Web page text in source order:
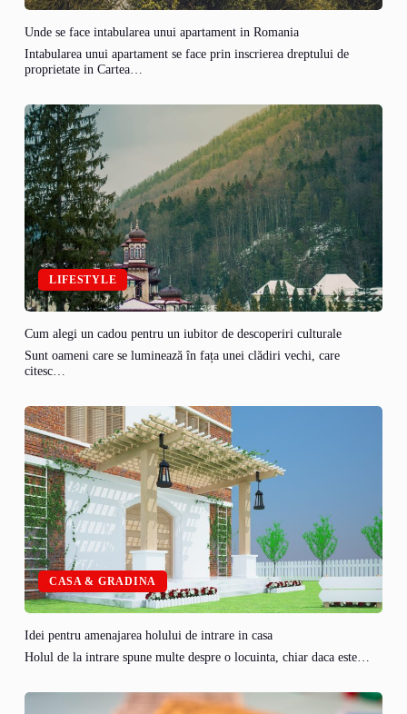
Unde se face intabularea unui apartament in Romania
Intabularea unui apartament se face prin inscrierea dreptului de
proprietate in Cartea…
LIFESTYLE
Cum alegi un cadou pentru un iubitor de descoperiri culturale
Sunt oameni care se luminează în fața unei clădiri vechi, care
citesc…
CASA & GRADINA
Idei pentru amenajarea holului de intrare in casa
Holul de la intrare spune multe despre o locuinta, chiar daca este…